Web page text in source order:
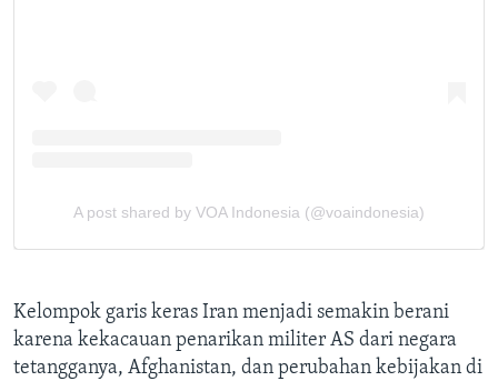
Kelompok garis keras Iran menjadi semakin berani
karena kekacauan penarikan militer AS dari negara
tetangganya, Afghanistan, dan perubahan kebijakan di